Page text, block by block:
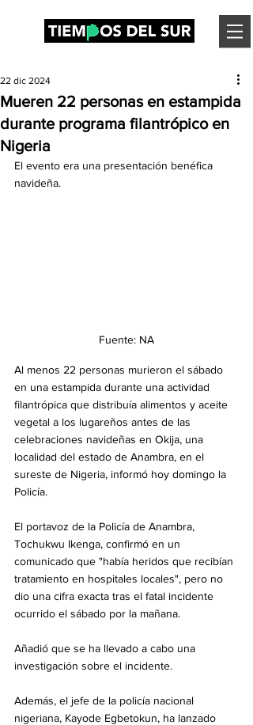
Mueren 22 personas en estampida
durante programa filantrópico en
Nigeria
22 dic 2024
El evento era una presentación benéfica
navideña.
Fuente: NA
Al menos 22 personas murieron el sábado
en una estampida durante una actividad
filantrópica que distribuía alimentos y aceite
vegetal a los lugareños antes de las
celebraciones navideñas en Okija, una
localidad del estado de Anambra, en el
sureste de Nigeria, informó hoy domingo la
Policía.
El portavoz de la Policía de Anambra,
Tochukwu Ikenga, confirmó en un
comunicado que "había heridos que recibían
tratamiento en hospitales locales", pero no
dio una cifra exacta tras el fatal incidente
ocurrido el sábado por la mañana.
Añadió que se ha llevado a cabo una
investigación sobre el incidente.
Además, el jefe de la policía nacional
nigeriana, Kayode Egbetokun, ha lanzado